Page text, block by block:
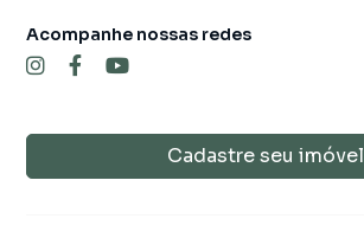
Cadastre seu imóvel
Acompanhe nossas redes